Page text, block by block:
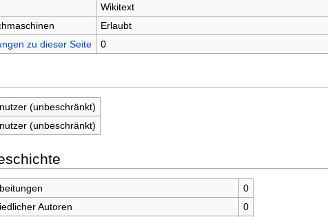
Wikitext
Erlaubt
zu dieser Seite
0
(unbeschränkt)
(unbeschränkt)
0
Autoren
0